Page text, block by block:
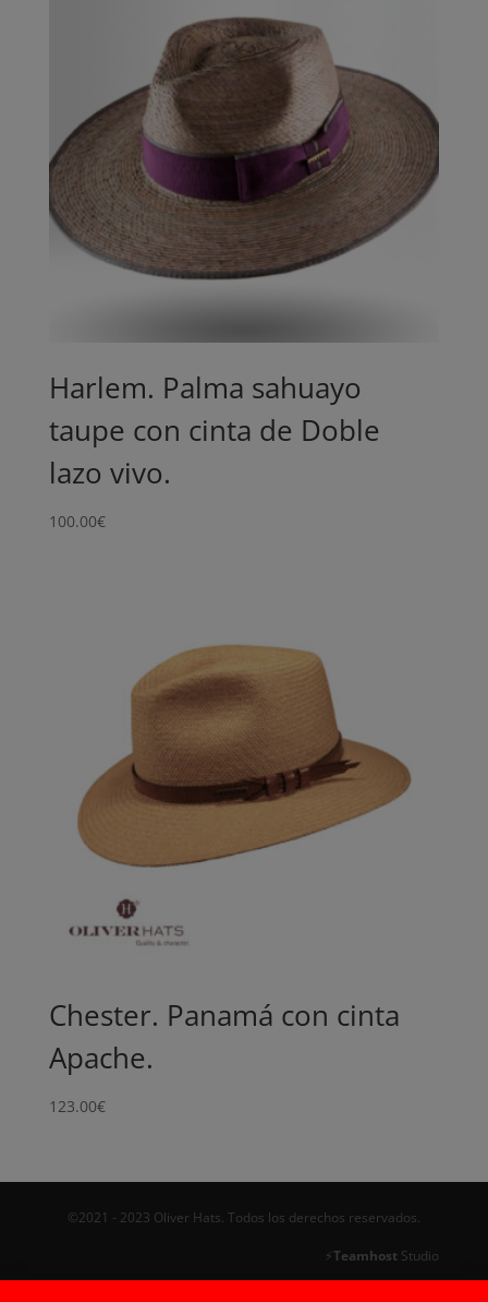
Harlem. Palma sahuayo
taupe con cinta de Doble
lazo vivo.
100.00€
Chester. Panamá con cinta
Apache.
123.00€
©2021 - 2023 Oliver Hats. Todos los derechos reservados.
⚡Teamhost Studio